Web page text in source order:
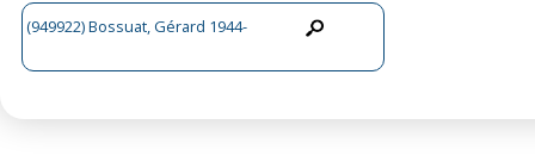
(949922) Bossuat, Gérard 1944-